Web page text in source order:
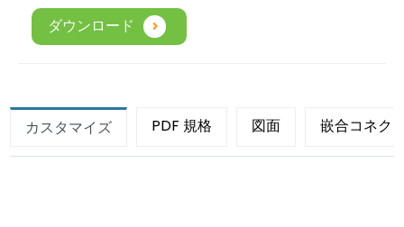
ダウンロード
カスタマイズ PDF 規格 図面 嵌合コネク